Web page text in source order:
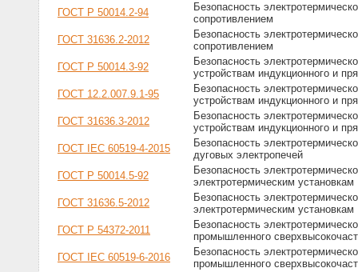
ГОСТ Р 50014.2-94
Безопасность
сопротивлением
ГОСТ 31636.2-2012
Безопасность
сопротивлением
ГОСТ Р 50014.3-92
Безопасность
устройствам индукционного и
ГОСТ 12.2.007.9.1-95
Безопасность
устройствам индукционного и
ГОСТ 31636.3-2012
Безопасность
устройствам индукционного и
ГОСТ IEC 60519-4-2015
Безопасность
дуговых электропечей
ГОСТ Р 50014.5-92
Безопасность
электротермическим установкам
ГОСТ 31636.5-2012
Безопасность
электротермическим установкам
ГОСТ Р 54372-2011
Безопасность
промышленного
ГОСТ IEC 60519-6-2016
Безопасность
промышленного